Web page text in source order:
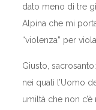
dato meno di tre
Alpina che mi
“violenza” per
Giusto,
nei quali l’Uomo
umiltà che non